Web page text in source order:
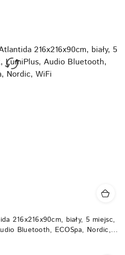
216x216x90cm, biały, 5 miejsc,
Bluetooth, ECOSpa, Nordic,